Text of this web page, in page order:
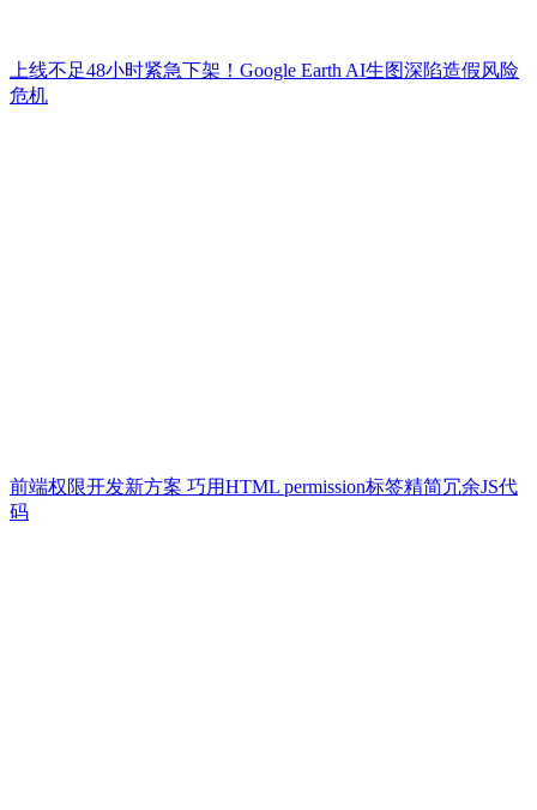
上线不足48小时紧急下架！Google Earth AI生图深陷造假风险
危机
前端权限开发新方案 巧用HTML permission标签精简冗余JS代
码